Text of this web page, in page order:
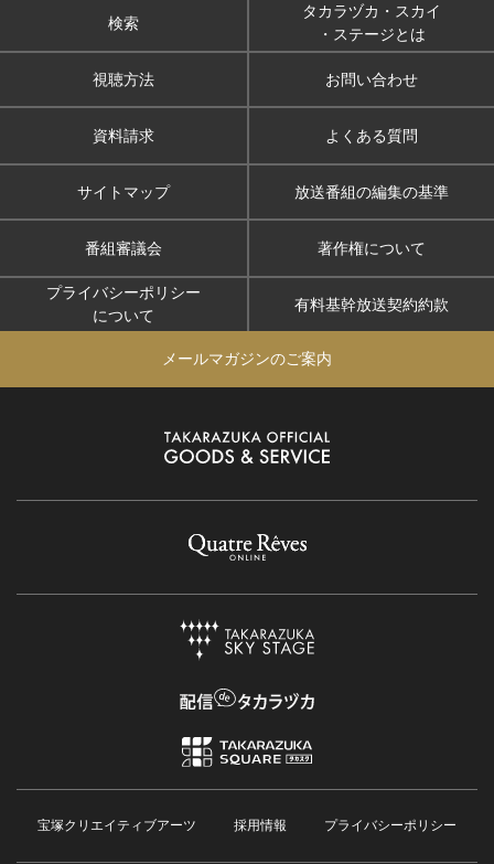
検索
タカラヅカ・スカイ
・ステージとは
視聴方法 お問い合わせ
資料請求 よくある質問
サイトマップ 放送番組の編集の基準
番組審議会 著作権について
プライバシーポリシー
について
有料基幹放送契約約款
メールマガジンのご案内
宝塚クリエイティブアーツ 採用情報 プライバシーポリシー